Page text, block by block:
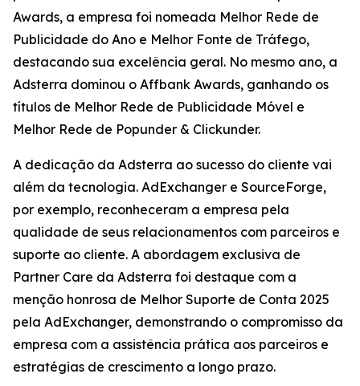
Awards, a empresa foi nomeada Melhor Rede de
Publicidade do Ano e Melhor Fonte de Tráfego,
destacando sua excelência geral. No mesmo ano, a
Adsterra dominou o Affbank Awards, ganhando os
títulos de Melhor Rede de Publicidade Móvel e
Melhor Rede de Popunder & Clickunder.
A dedicação da Adsterra ao sucesso do cliente vai
além da tecnologia. AdExchanger e SourceForge,
por exemplo, reconheceram a empresa pela
qualidade de seus relacionamentos com parceiros e
suporte ao cliente. A abordagem exclusiva de
Partner Care da Adsterra foi destaque com a
menção honrosa de Melhor Suporte de Conta 2025
pela AdExchanger, demonstrando o compromisso da
empresa com a assistência prática aos parceiros e
estratégias de crescimento a longo prazo.